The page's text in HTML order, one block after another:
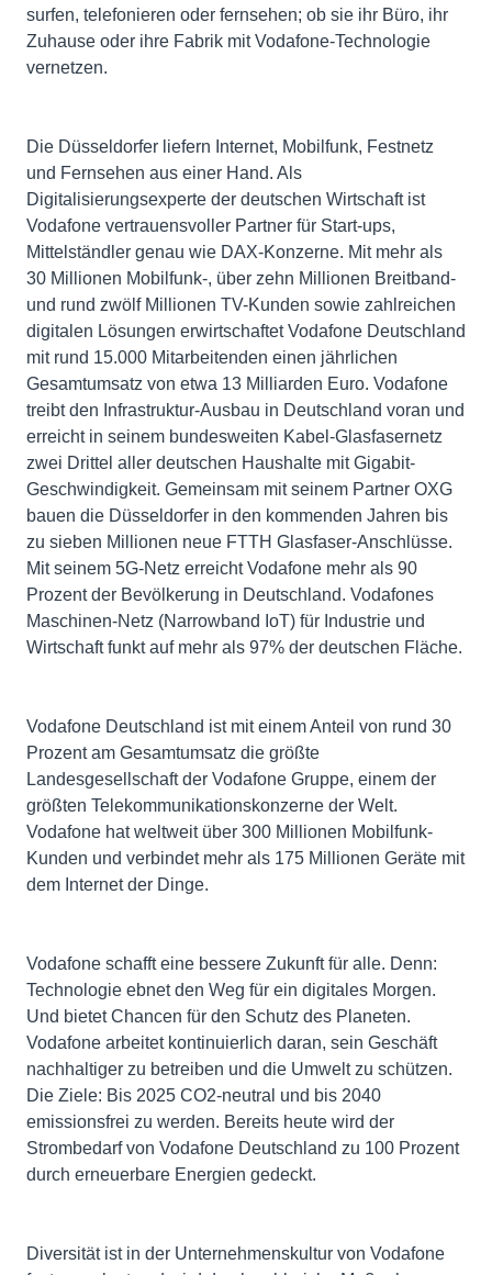
surfen, telefonieren oder fernsehen; ob sie ihr Büro, ihr
Zuhause oder ihre Fabrik mit Vodafone-Technologie
vernetzen.
Die Düsseldorfer liefern Internet, Mobilfunk, Festnetz
und Fernsehen aus einer Hand. Als
Digitalisierungsexperte der deutschen Wirtschaft ist
Vodafone vertrauensvoller Partner für Start-ups,
Mittelständler genau wie DAX-Konzerne. Mit mehr als
30 Millionen Mobilfunk-, über zehn Millionen Breitband-
und rund zwölf Millionen TV-Kunden sowie zahlreichen
digitalen Lösungen erwirtschaftet Vodafone Deutschland
mit rund 15.000 Mitarbeitenden einen jährlichen
Gesamtumsatz von etwa 13 Milliarden Euro. Vodafone
treibt den Infrastruktur-Ausbau in Deutschland voran und
erreicht in seinem bundesweiten Kabel-Glasfasernetz
zwei Drittel aller deutschen Haushalte mit Gigabit-
Geschwindigkeit. Gemeinsam mit seinem Partner OXG
bauen die Düsseldorfer in den kommenden Jahren bis
zu sieben Millionen neue FTTH Glasfaser-Anschlüsse.
Mit seinem 5G-Netz erreicht Vodafone mehr als 90
Prozent der Bevölkerung in Deutschland. Vodafones
Maschinen-Netz (Narrowband IoT) für Industrie und
Wirtschaft funkt auf mehr als 97% der deutschen Fläche.
Vodafone Deutschland ist mit einem Anteil von rund 30
Prozent am Gesamtumsatz die größte
Landesgesellschaft der Vodafone Gruppe, einem der
größten Telekommunikationskonzerne der Welt.
Vodafone hat weltweit über 300 Millionen Mobilfunk-
Kunden und verbindet mehr als 175 Millionen Geräte mit
dem Internet der Dinge.
Vodafone schafft eine bessere Zukunft für alle. Denn:
Technologie ebnet den Weg für ein digitales Morgen.
Und bietet Chancen für den Schutz des Planeten.
Vodafone arbeitet kontinuierlich daran, sein Geschäft
nachhaltiger zu betreiben und die Umwelt zu schützen.
Die Ziele: Bis 2025 CO2-neutral und bis 2040
emissionsfrei zu werden. Bereits heute wird der
Strombedarf von Vodafone Deutschland zu 100 Prozent
durch erneuerbare Energien gedeckt.
Diversität ist in der Unternehmenskultur von Vodafone